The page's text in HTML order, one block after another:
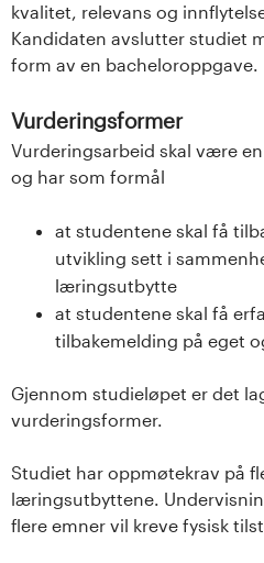
kvalitet, relevans og
Kandidaten avslutter studiet
form av en bacheloroppgave.
Vurderingsformer
Vurderingsarbeid skal være
og har som formål
at studentene skal få
utvikling sett i
læringsutbytte
at studentene skal få
tilbakemelding på eget
Gjennom studieløpet er det
vurderingsformer.
Studiet har oppmøtekrav på
læringsutbyttene.
flere emner vil kreve fysisk